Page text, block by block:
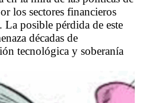
los sectores financieros
posible pérdida de este
décadas de
tecnológica y soberanía